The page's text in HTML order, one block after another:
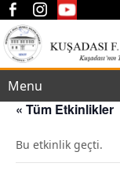
Menu
« Tüm Etkinlikler
Bu etkinlik geçti.